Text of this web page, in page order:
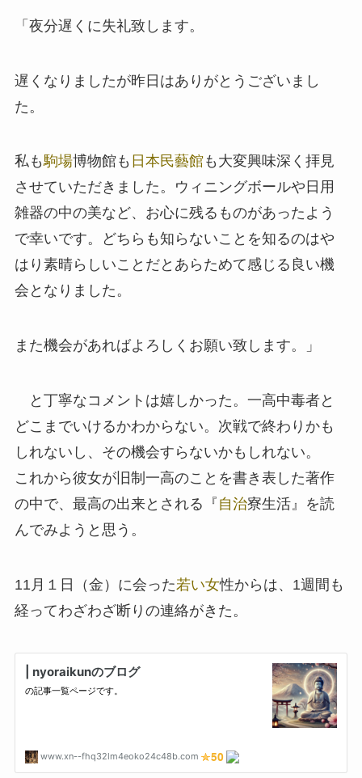
「夜分遅くに失礼致します。
遅くなりましたが昨日はありがとうございまし
た。
私も駒場博物館も 日本民藝館も大変興味深く拝見
させていただきました。ウィニングボールや日用
雑器の中の美など、お心に残るものがあったよう
で幸いです。どちらも知らないことを知るのはや
はり素晴らしいことだとあらためて感じる良い機
会となりました。
また機会があればよろしくお願い致します。」
と丁寧なコメントは嬉しかった。一高中毒者と
どこまでいけるかわからない。次戦で終わりかも
しれないし、その機会すらないかもしれない。
これから彼女が旧制一高のことを書き表した著作
の中で、最高の出来とされる『 自治寮生活』を読
んでみようと思う。
11月１日（金）に会った若い女性からは、1週間も
経ってわざわざ断りの連絡がきた。